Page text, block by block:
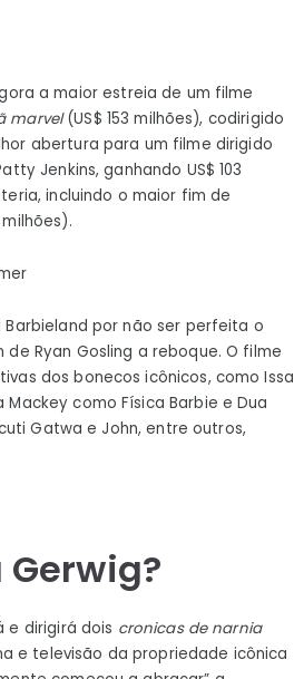
a maior estreia de um filme
marvel(US$ 153 milhões), codirigido
abertura para um filme dirigido
Jenkins, ganhando US$ 103
incluindo o maior fim de
milhões).
por não ser perfeita o
Ryan Gosling a reboque. O filme
dos bonecos icônicos, como Issa
Mackey como Física Barbie e Dua
Gatwa e John, entre outros,
e dirigirá dois cronicas de narnia
e televisão da propriedade icônica